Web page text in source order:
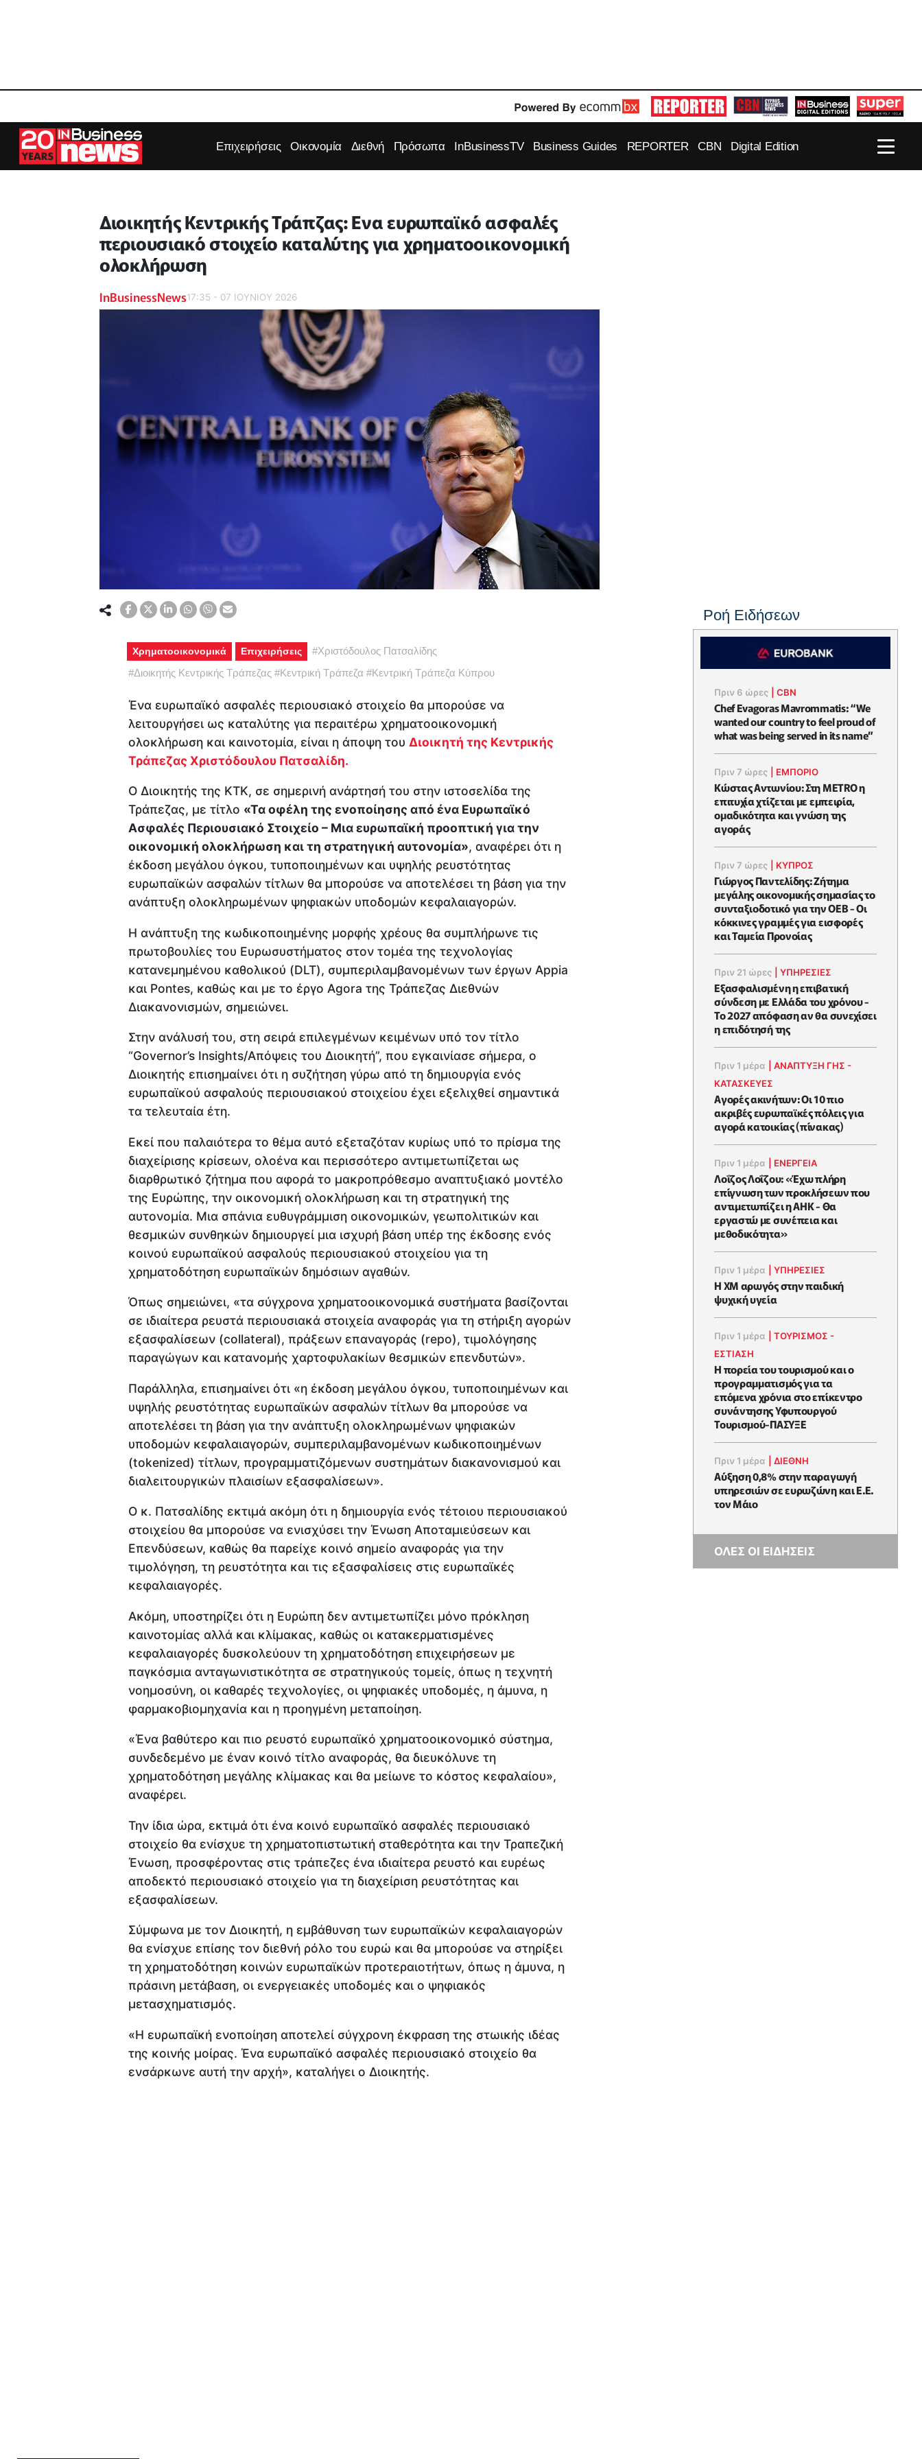
Επιχειρήσεις Οικονομία Διεθνή Πρόσωπα InBusinessTV Business Guides REPORTER CBN Digital Edition
Διοικητής Κεντρικής Τράπζας: Ενα ευρωπαϊκό ασφαλές
περιουσιακό στοιχείο καταλύτης για χρηματοοικονομική
ολοκλήρωση
InBusinessNews17:35 - 07 ΙΟΥΝΙΟΥ 2026
Χρηματοοικονομικά Επιχειρήσεις #Χριστόδουλος Πατσαλίδης
#Διοικητής Κεντρικής Τράπεζας #Κεντρική Τράπεζα #Κεντρική Τράπεζα Κύπρου
Ένα ευρωπαϊκό ασφαλές περιουσιακό στοιχείο θα μπορούσε να
λειτουργήσει ως καταλύτης για περαιτέρω χρηματοοικονομική
ολοκλήρωση και καινοτομία, είναι η άποψη του Διοικητή της Κεντρικής
Τράπεζας Χριστόδουλου Πατσαλίδη.
Ο Διοικητής της ΚΤΚ, σε σημερινή ανάρτησή του στην ιστοσελίδα της
Τράπεζας, με τίτλο «Τα οφέλη της ενοποίησης από ένα Ευρωπαϊκό
Ασφαλές Περιουσιακό Στοιχείο – Μια ευρωπαϊκή προοπτική για την
οικονομική ολοκλήρωση και τη στρατηγική αυτονομία», αναφέρει ότι η
έκδοση μεγάλου όγκου, τυποποιημένων και υψηλής ρευστότητας
ευρωπαϊκών ασφαλών τίτλων θα μπορούσε να αποτελέσει τη βάση για την
ανάπτυξη ολοκληρωμένων ψηφιακών υποδομών κεφαλαιαγορών.
Η ανάπτυξη της κωδικοποιημένης μορφής χρέους θα συμπλήρωνε τις
πρωτοβουλίες του Ευρωσυστήματος στον τομέα της τεχνολογίας
κατανεμημένου καθολικού (DLT), συμπεριλαμβανομένων των έργων Appia
και Pontes, καθώς και με το έργο Agora της Τράπεζας Διεθνών
Διακανονισμών, σημειώνει.
Στην ανάλυσή του, στη σειρά επιλεγμένων κειμένων υπό τον τίτλο
“Governor’s Insights/Απόψεις του Διοικητή”, που εγκαινίασε σήμερα, ο
Διοικητής επισημαίνει ότι η συζήτηση γύρω από τη δημιουργία ενός
ευρωπαϊκού ασφαλούς περιουσιακού στοιχείου έχει εξελιχθεί σημαντικά
τα τελευταία έτη.
Εκεί που παλαιότερα το θέμα αυτό εξεταζόταν κυρίως υπό το πρίσμα της
διαχείρισης κρίσεων, ολοένα και περισσότερο αντιμετωπίζεται ως
διαρθρωτικό ζήτημα που αφορά το μακροπρόθεσμο αναπτυξιακό μοντέλο
της Ευρώπης, την οικονομική ολοκλήρωση και τη στρατηγική της
αυτονομία. Μια σπάνια ευθυγράμμιση οικονομικών, γεωπολιτικών και
θεσμικών συνθηκών δημιουργεί μια ισχυρή βάση υπέρ της έκδοσης ενός
κοινού ευρωπαϊκού ασφαλούς περιουσιακού στοιχείου για τη
χρηματοδότηση ευρωπαϊκών δημόσιων αγαθών.
Όπως σημειώνει, «τα σύγχρονα χρηματοοικονομικά συστήματα βασίζονται
σε ιδιαίτερα ρευστά περιουσιακά στοιχεία αναφοράς για τη στήριξη αγορών
εξασφαλίσεων (collateral), πράξεων επαναγοράς (repo), τιμολόγησης
παραγώγων και κατανομής χαρτοφυλακίων θεσμικών επενδυτών».
Παράλληλα, επισημαίνει ότι «η έκδοση μεγάλου όγκου, τυποποιημένων και
υψηλής ρευστότητας ευρωπαϊκών ασφαλών τίτλων θα μπορούσε να
αποτελέσει τη βάση για την ανάπτυξη ολοκληρωμένων ψηφιακών
υποδομών κεφαλαιαγορών, συμπεριλαμβανομένων κωδικοποιημένων
(tokenized) τίτλων, προγραμματιζόμενων συστημάτων διακανονισμού και
διαλειτουργικών πλαισίων εξασφαλίσεων».
Ο κ. Πατσαλίδης εκτιμά ακόμη ότι η δημιουργία ενός τέτοιου περιουσιακού
στοιχείου θα μπορούσε να ενισχύσει την Ένωση Αποταμιεύσεων και
Επενδύσεων, καθώς θα παρείχε κοινό σημείο αναφοράς για την
τιμολόγηση, τη ρευστότητα και τις εξασφαλίσεις στις ευρωπαϊκές
κεφαλαιαγορές.
Ακόμη, υποστηρίζει ότι η Ευρώπη δεν αντιμετωπίζει μόνο πρόκληση
καινοτομίας αλλά και κλίμακας, καθώς οι κατακερματισμένες
κεφαλαιαγορές δυσκολεύουν τη χρηματοδότηση επιχειρήσεων με
παγκόσμια ανταγωνιστικότητα σε στρατηγικούς τομείς, όπως η τεχνητή
νοημοσύνη, οι καθαρές τεχνολογίες, οι ψηφιακές υποδομές, η άμυνα, η
φαρμακοβιομηχανία και η προηγμένη μεταποίηση.
«Ένα βαθύτερο και πιο ρευστό ευρωπαϊκό χρηματοοικονομικό σύστημα,
συνδεδεμένο με έναν κοινό τίτλο αναφοράς, θα διευκόλυνε τη
χρηματοδότηση μεγάλης κλίμακας και θα μείωνε το κόστος κεφαλαίου»,
αναφέρει.
Την ίδια ώρα, εκτιμά ότι ένα κοινό ευρωπαϊκό ασφαλές περιουσιακό
στοιχείο θα ενίσχυε τη χρηματοπιστωτική σταθερότητα και την Τραπεζική
Ένωση, προσφέροντας στις τράπεζες ένα ιδιαίτερα ρευστό και ευρέως
αποδεκτό περιουσιακό στοιχείο για τη διαχείριση ρευστότητας και
εξασφαλίσεων.
Σύμφωνα με τον Διοικητή, η εμβάθυνση των ευρωπαϊκών κεφαλαιαγορών
θα ενίσχυε επίσης τον διεθνή ρόλο του ευρώ και θα μπορούσε να στηρίξει
τη χρηματοδότηση κοινών ευρωπαϊκών προτεραιοτήτων, όπως η άμυνα, η
πράσινη μετάβαση, οι ενεργειακές υποδομές και ο ψηφιακός
μετασχηματισμός.
«Η ευρωπαϊκή ενοποίηση αποτελεί σύγχρονη έκφραση της στωικής ιδέας
της κοινής μοίρας. Ένα ευρωπαϊκό ασφαλές περιουσιακό στοιχείο θα
ενσάρκωνε αυτή την αρχή», καταλήγει ο Διοικητής.
Ροή Ειδήσεων
Πριν 6 ώρες |CBN
Chef Evagoras Mavrommatis: “We
wanted our country to feel proud of
what was being served in its name”
Πριν 7 ώρες ΕΜΠΟΡΙΟ
Κώστας Αντωνίου: Στη METRO η
επιτυχία χτίζεται με εμπειρία,
ομαδικότητα και γνώση της
αγοράς
Πριν 7 ώρες ΚΥΠΡΟΣ
Γιώργος Παντελίδης: Ζήτημα
μεγάλης οικονομικής σημασίας το
συνταξιοδοτικό για την ΟΕΒ - Οι
κόκκινες γραμμές για εισφορές
και Ταμεία Προνοίας
Πριν 21 ώρες |ΥΠΗΡΕΣΙΕΣ
Εξασφαλισμένη η επιβατική
σύνδεση με Ελλάδα του χρόνου -
Το 2027 απόφαση αν θα συνεχίσει
η επιδότησή της
Πριν 1 μέρα |ΑΝΑΠΤΥΞΗ ΓΗΣ -
ΚΑΤΑΣΚΕΥΕΣ
Αγορές ακινήτων: Οι 10 πιο
ακριβές ευρωπαϊκές πόλεις για
αγορά κατοικίας (πίνακας)
Πριν 1 μέρα ΕΝΈΡΓΕΙΑ
Λοΐζος Λοΐζου: «Έχω πλήρη
επίγνωση των προκλήσεων που
αντιμετωπίζει η ΑΗΚ - Θα
εργαστώ με συνέπεια και
μεθοδικότητα»
Πριν 1 μέρα |ΥΠΗΡΕΣΙΕΣ
Η XM αρωγός στην παιδική
ψυχική υγεία
Πριν 1 μέρα |ΤΟΥΡΙΣΜΟΣ -
ΕΣΤΙΑΣΗ
Η πορεία του τουρισμού και ο
προγραμματισμός για τα
επόμενα χρόνια στο επίκεντρο
συνάντησης Υφυπουργού
Τουρισμού-ΠΑΣΥΞΕ
Πριν 1 μέρα |ΔΙΕΘΝΗ
Αύξηση 0,8% στην παραγωγή
υπηρεσιών σε ευρωζώνη και Ε.Ε.
τον Μάιο
ΟΛΕΣ ΟΙ ΕΙΔΗΣΕΙΣ